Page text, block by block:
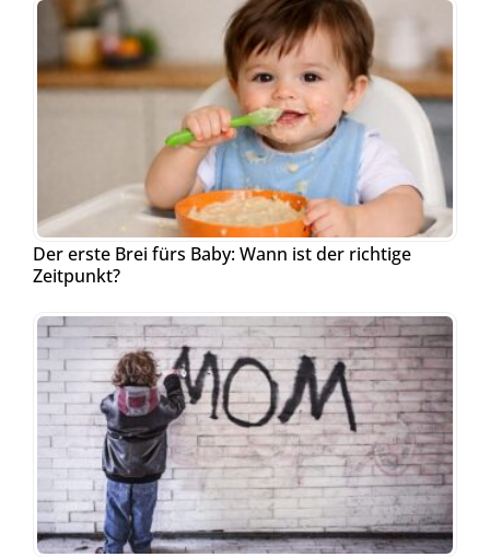
Der erste Brei fürs Baby: Wann ist der richtige
Zeitpunkt?